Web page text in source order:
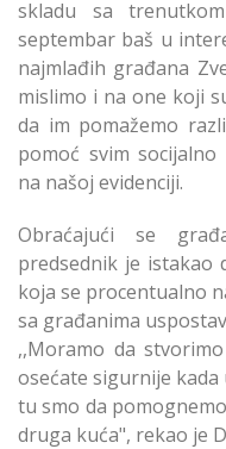
skladu sa
septembar baš u
najmlađih građana
mislimo i na one koji
da im pomažemo
pomoć svim
na našoj evidenciji.
Obraćajući se
predsednik je istakao
koja se procentualno
sa građanima
,,Moramo da
osećate sigurnije
tu smo da
druga kuća", rekao je